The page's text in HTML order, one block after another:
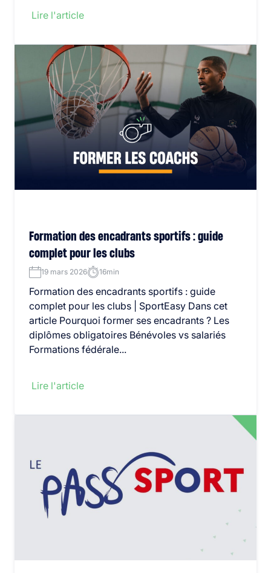
Lire l'article
Formation des encadrants sportifs : guide
complet pour les clubs
19 mars 2026 16min
Formation des encadrants sportifs : guide
complet pour les clubs | SportEasy Dans cet
article Pourquoi former ses encadrants ? Les
diplômes obligatoires Bénévoles vs salariés
Formations fédérale...
Lire l'article